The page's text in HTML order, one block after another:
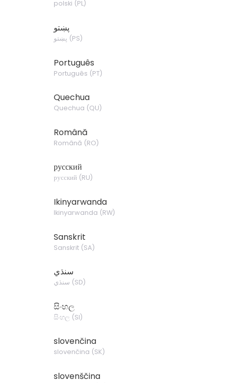
polski (PL)
پښتو
پښتو (PS)
Português
Português (PT)
Quechua
Quechua (QU)
Română
Română (RO)
русский
русский (RU)
Ikinyarwanda
Ikinyarwanda (RW)
Sanskrit
Sanskrit(SA)
سنڌي
سنڌي (SD)
සිංහල
සිංහල (SI)
slovenčina
slovenčina (SK)
slovenščina